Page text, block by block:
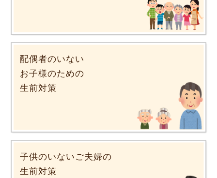
配偶者のいない
お子様のための
生前対策
子供のいないご夫婦の
生前対策